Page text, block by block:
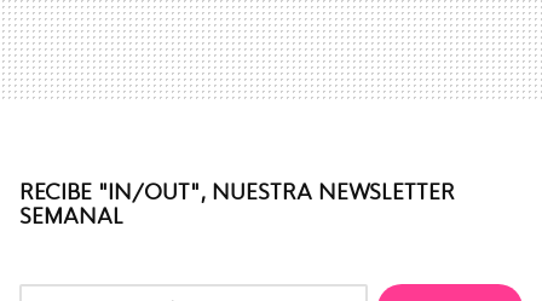
RECIBE "IN/OUT", NUESTRA NEWSLETTER
SEMANAL